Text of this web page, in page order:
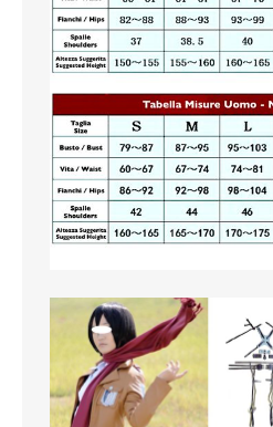
PIGIAMI
SCUOLA
TUTE E FELPE
UOMO
CAMICIE
DANZA
FELPE
MAGLIONI